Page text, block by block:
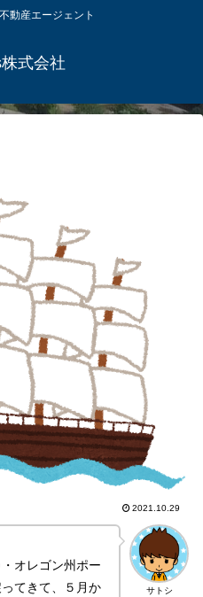
動産エージェント
式会社
2021.10.29
サトシ
オレゴン州ポー
てきて、５月か